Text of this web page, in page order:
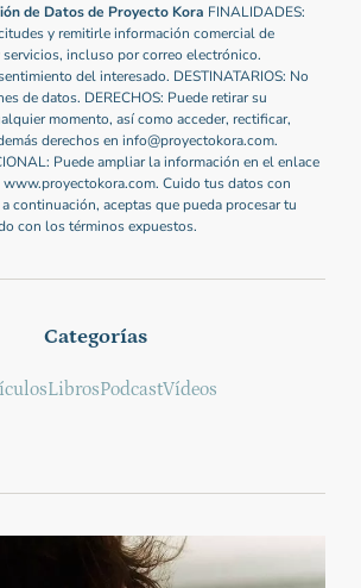
de Datos de Proyecto Kora FINALIDADES:
y remitirle información comercial de
incluso por correo electrónico.
del interesado. DESTINATARIOS: No
de datos. DERECHOS: Puede retirar su
momento, así como acceder, rectificar,
derechos en info@proyectokora.com.
Puede ampliar la información en el enlace
Cuido tus datos con
continuación, aceptas que pueda procesar tu
con los términos expuestos.
Categorías
LibrosPodcastVídeos